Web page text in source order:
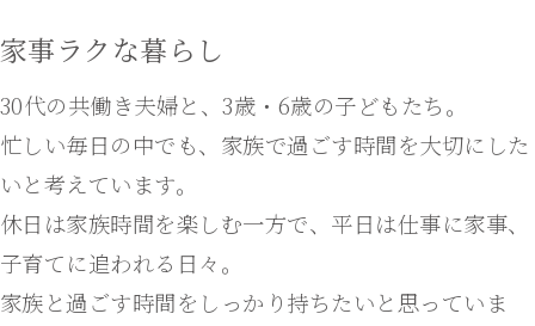
家事ラクな暮らし
30代の共働き夫婦と、3歳・6歳の子どもたち。
忙しい毎日の中でも、家族で過ごす時間を大切にした
いと考えています。
休日は家族時間を楽しむ一方で、平日は仕事に家事、
子育てに追われる日々。
家族と過ごす時間をしっかり持ちたいと思っていま